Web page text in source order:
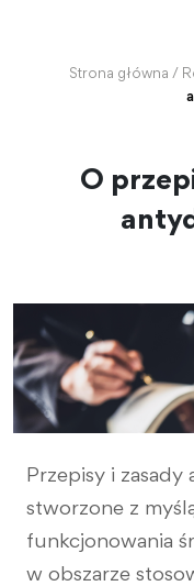
Strona główna /
O
Przepisy i
stworzone z
funkcjonowania
w obszarze